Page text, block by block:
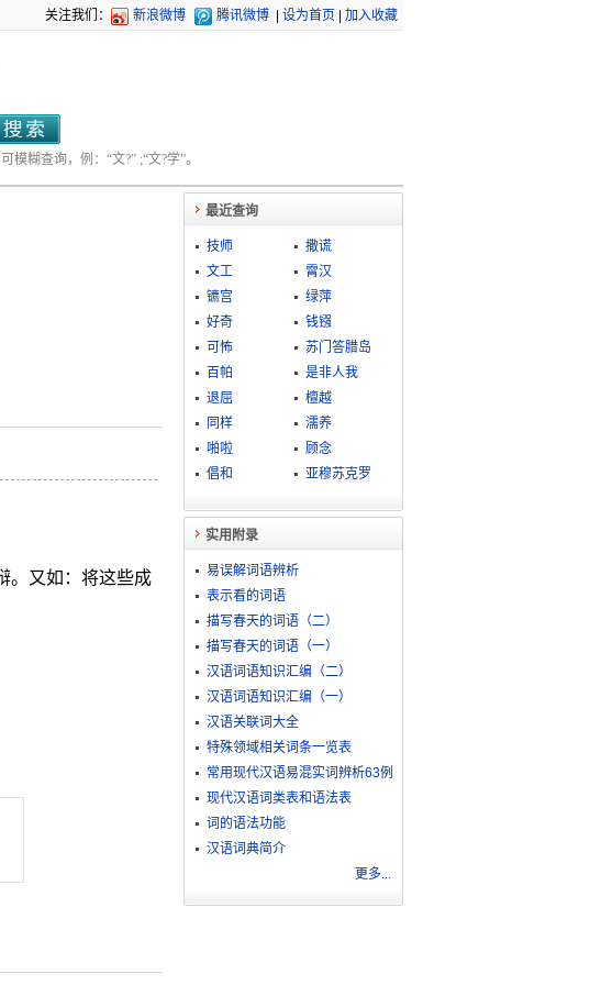
关注我们： 新浪微博 腾讯微博 设为首页 加入收藏
模糊查询，例：“文?” ;“文?学”。
。又如：将这些成
最近查询
技师
撒谎
文工
霄汉
镳宫
绿萍
好奇
钱镪
可怖
苏门答腊岛
百帕
是非人我
退屈
檀越
同样
濡养
啪啦
顾念
倡和
亚穆苏克罗
实用附录
易误解词语辨析
表示看的词语
描写春天的词语（二）
描写春天的词语（一）
汉语词语知识汇编（二）
汉语词语知识汇编（一）
汉语关联词大全
特殊领域相关词条一览表
常用现代汉语易混实词辨析63例
现代汉语词类表和语法表
词的语法功能
汉语词典简介
更多...